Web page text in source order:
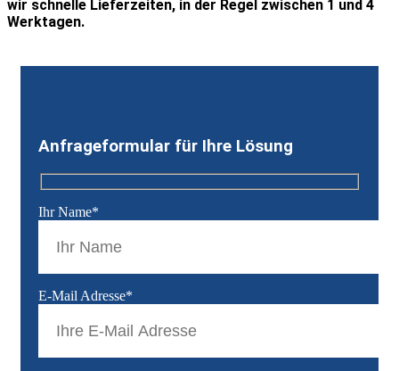
wir schnelle Lieferzeiten, in der Regel zwischen 1 und 4
Werktagen.
Anfrageformular für Ihre Lösung
Ihr Name*
E-Mail Adresse*